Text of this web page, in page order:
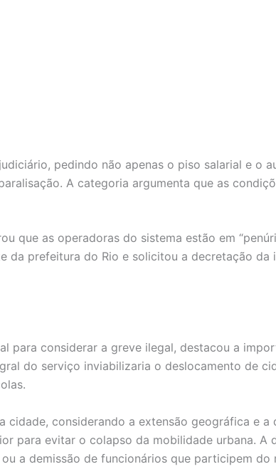
pedindo não apenas o piso salarial e o
A categoria argumenta que as
que as operadoras do sistema estão em
da prefeitura do Rio e solicitou a decretação da
para considerar a greve ilegal, destacou a
do serviço inviabilizaria o deslocamento de
considerando a extensão geográfica e a
para evitar o colapso da mobilidade urbana. A
a demissão de funcionários que participem do